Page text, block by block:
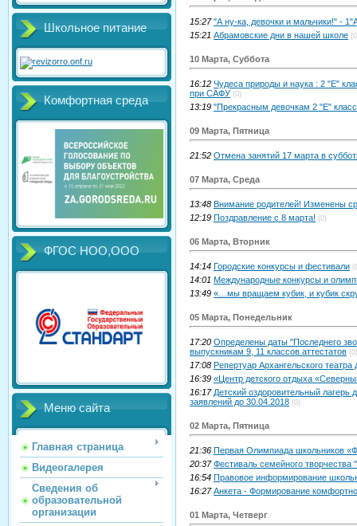
Школьное питание
Комфортная среда
ФГОС НОО,ООО
Меню сайта
Главная страница
Видеогалерея
Сведения об
образовательной
организации
15:27 "А ну-ка, девочки и мальчики!" -
15:21 Абрамовские дни в нашей школе
10 Марта, Суббота
16:12 Чудеса природы и наука : 2 "Е"
при САФУ (0)
13:19 "Прекрасным девочкам 2 "Е"
09 Марта, Пятница
21:52 Отмена занятий 17 марта в
07 Марта, Среда
13:48 Внимание родителей! Изменены
12:19 Поздравление с 8 марта! (0)
06 Марта, Вторник
14:14 Городские конкурсы и фестивали
14:01 Международные конкурсы и
13:49 «…мы вращаем кубик, и кубик
05 Марта, Понедельник
17:20 Определены даты "Последнего
выпускникам 9, 11 классов аттестатов (0)
17:08 Репертуар Архангельского
16:39 «Центр детского отдыха
16:17 Детский оздоровительный
заявлений до 30.04.2018 (0)
02 Марта, Пятница
21:36 Первая Олимпиада школьников
20:37 Фестиваль семейного творчества
16:54 Правовое информирование
16:27 Анкета - Формирование
01 Марта, Четверг